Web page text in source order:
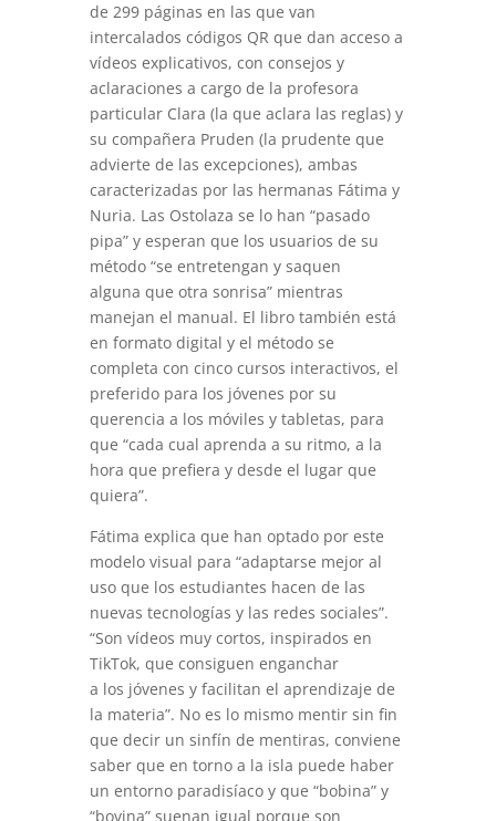
de 299 páginas en las que van
intercalados códigos QR que dan acceso a
vídeos explicativos, con consejos y
aclaraciones a cargo de la profesora
particular Clara (la que aclara las reglas) y
su compañera Pruden (la prudente que
advierte de las excepciones), ambas
caracterizadas por las hermanas Fátima y
Nuria. Las Ostolaza se lo han “pasado
pipa” y esperan que los usuarios de su
método “se entretengan y saquen
alguna que otra sonrisa” mientras
manejan el manual. El libro también está
en formato digital y el método se
completa con cinco cursos interactivos, el
preferido para los jóvenes por su
querencia a los móviles y tabletas, para
que “cada cual aprenda a su ritmo, a la
hora que prefiera y desde el lugar que
quiera”.
Fátima explica que han optado por este
modelo visual para “adaptarse mejor al
uso que los estudiantes hacen de las
nuevas tecnologías y las redes sociales”.
“Son vídeos muy cortos, inspirados en
TikTok, que consiguen enganchar
a los jóvenes y facilitan el aprendizaje de
la materia”. No es lo mismo mentir sin fin
que decir un sinfín de mentiras, conviene
saber que en torno a la isla puede haber
un entorno paradisíaco y que “bobina” y
“bovina” suenan igual porque son